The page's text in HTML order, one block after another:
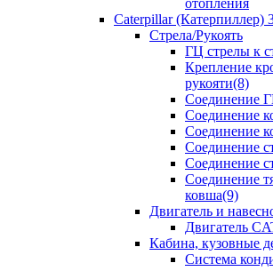
отопления
Caterpillar (Катерпиллер)
Стрела/Рукоять
ГЦ стрелы к
Крепление
рукояти(8)
Соединение
Соединение
Соединение
Соединение
Соединение
Соединение
ковша(9)
Двигатель и
Двигатель
Кабина, кузовные
Система